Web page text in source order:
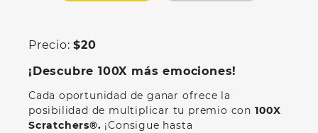
Precio:$20
¡Descubre 100X más emociones!
Cada oportunidad de ganar ofrece la
posibilidad de multiplicar tu premio con 100X
Scratchers®. ¡Consigue hasta